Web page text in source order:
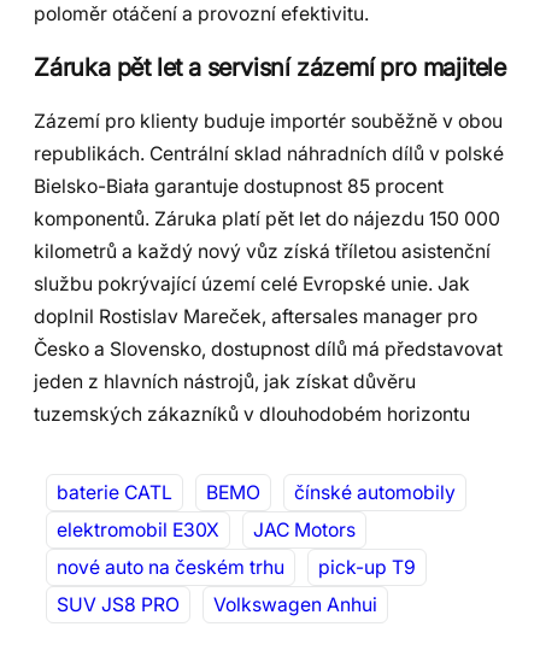
poloměr otáčení a provozní efektivitu.
Záruka pět let a servisní zázemí pro majitele
Zázemí pro klienty buduje importér souběžně v obou
republikách. Centrální sklad náhradních dílů v polské
Bielsko-Biała garantuje dostupnost 85 procent
komponentů. Záruka platí pět let do nájezdu 150 000
kilometrů a každý nový vůz získá tříletou asistenční
službu pokrývající území celé Evropské unie. Jak
doplnil Rostislav Mareček, aftersales manager pro
Česko a Slovensko, dostupnost dílů má představovat
jeden z hlavních nástrojů, jak získat důvěru
tuzemských zákazníků v dlouhodobém horizontu
baterie CATL BEMO
čínské automobily
elektromobil E30X
JAC Motors
nové auto na českém trhu
pick-up T9
SUV JS8 PRO
Volkswagen Anhui